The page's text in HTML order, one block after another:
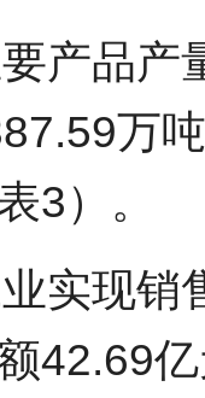
产品产
万
3）。
实现销
42.69